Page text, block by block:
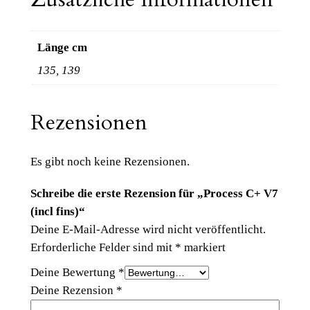
V
l
f
n
)
M
e
n
g
e
Länge cm
135, 139
Rezensionen
Es gibt noch keine Rezensionen.
Schreibe die erste Rezension für „Process C+ V7
(incl fins)“
Deine E-Mail-Adresse wird nicht veröffentlicht.
Erforderliche Felder sind mit * markiert
Deine Bewertung *
Deine Rezension *